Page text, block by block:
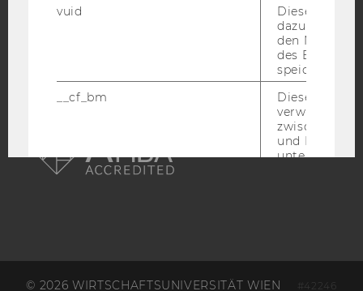
© 2026 WIRTSCHAFTSUNIVERSITÄT WIEN #42246
vuid
Dieser
dazu
den
des
speichern.
__cf_bm
Dieses
verwendet,
zwischen
und Bots zu
Videoplayers